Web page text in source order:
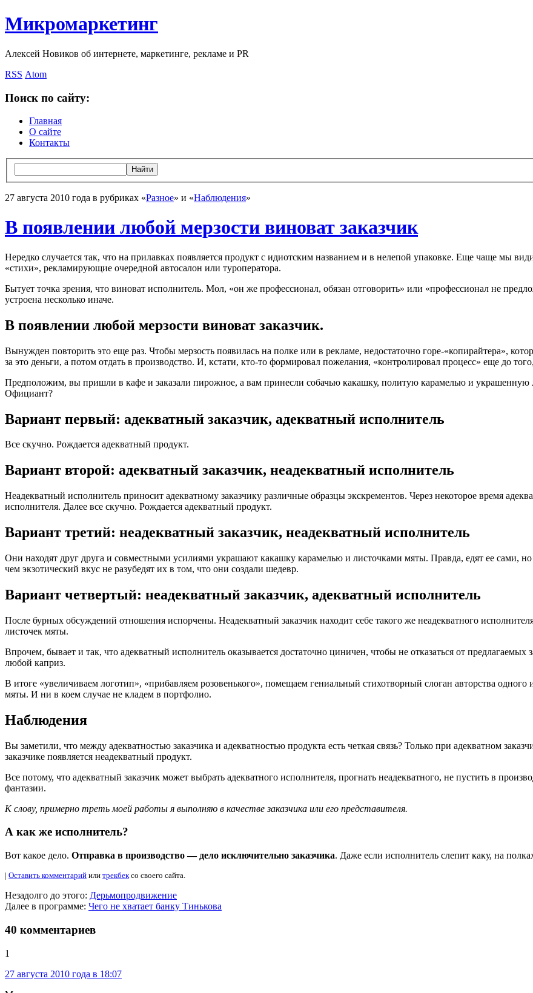
Микромаркетинг
Алексей Новиков об интернете, маркетинге, рекламе и PR
RSS Atom
Поиск по сайту:
Главная
О сайте
Контакты
27 августа 2010 года в рубриках «Разное» и «Наблюдения»
В появлении любой мерзости виноват заказчик
Нередко случается так, что на прилавках появляется продукт с идиотским названием и в нелепой упаковке. Еще чаще мы
«стихи», рекламирующие очередной автосалон или туроператора.
Бытует точка зрения, что виноват исполнитель. Мол, «он же профессионал, обязан отговорить» или «профессионал не
устроена несколько иначе.
В появлении любой мерзости виноват заказчик.
Вынужден повторить это еще раз. Чтобы мерзость появилась на полке или в рекламе, недостаточно горе-«копирайтера»,
за это деньги, а потом отдать в производство. И, кстати, кто-то формировал пожелания, «контролировал процесс» еще до
Предположим, вы пришли в кафе и заказали пирожное, а вам принесли собачью какашку, политую карамелью и украшенную
Официант?
Вариант первый: адекватный заказчик, адекватный исполнитель
Все скучно. Рождается адекватный продукт.
Вариант второй: адекватный заказчик, неадекватный исполнитель
Неадекватный исполнитель приносит адекватному заказчику различные образцы экскрементов. Через некоторое время
исполнителя. Далее все скучно. Рождается адекватный продукт.
Вариант третий: неадекватный заказчик, неадекватный исполнитель
Они находят друг друга и совместными усилиями украшают какашку карамелью и листочками мяты. Правда, едят ее сами,
чем экзотический вкус не разубедят их в том, что они создали шедевр.
Вариант четвертый: неадекватный заказчик, адекватный исполнитель
После бурных обсуждений отношения испорчены. Неадекватный заказчик находит себе такого же неадекватного
листочек мяты.
Впрочем, бывает и так, что адекватный исполнитель оказывается достаточно циничен, чтобы не отказаться от предлагаемых
любой каприз.
В итоге «увеличиваем логотип», «прибавляем розовенького», помещаем гениальный стихотворный слоган авторства
мяты. И ни в коем случае не кладем в портфолио.
Наблюдения
Вы заметили, что между адекватностью заказчика и адекватностью продукта есть четкая связь? Только при адекватном
заказчике появляется неадекватный продукт.
Все потому, что адекватный заказчик может выбрать адекватного исполнителя, прогнать неадекватного, не пустить в
фантазии.
К слову, примерно треть моей работы я выполняю в качестве заказчика или его представителя.
А как же исполнитель?
Вот какое дело. Отправка в производство — дело исключительно заказчика. Даже если исполнитель слепит каку, на
| Оставить комментарий или трекбексо своего сайта.
Незадолго до этого: Дерьмопродвижение
Далее в программе: Чего не хватает банку Тинькова
40 комментариев
1
27 августа 2010 года в 18:07